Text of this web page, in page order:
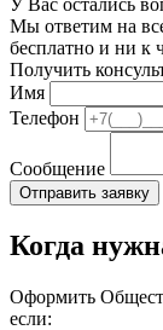
Мы ответим на
бесплатно и ни к
Получить
Имя
Телефон
Сообщение
Когда
Оформить
если: